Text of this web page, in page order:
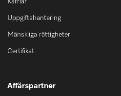
Karriär
Uppgiftshantering
Mänskliga rättigheter
Certifikat
Affärspartner